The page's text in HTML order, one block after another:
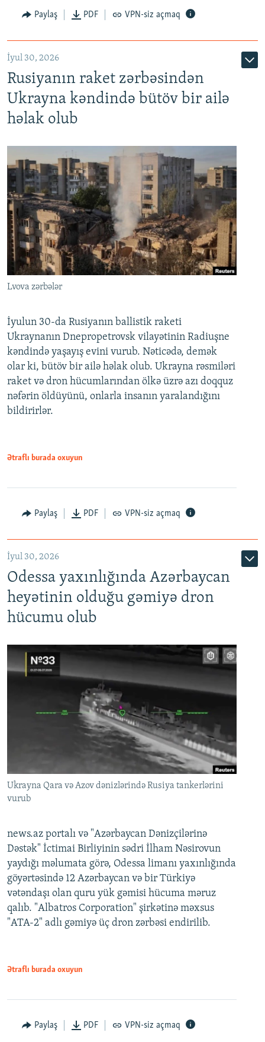
Paylaş PDF VPN-siz açmaq
İyul 30, 2026
Rusiyanın raket zərbəsindən
Ukrayna kəndində bütöv bir ailə
həlak olub
Lvova zərbələr
İyulun 30-da Rusiyanın ballistik raketi
Ukraynanın Dnepropetrovsk vilayətinin Radiuşne
kəndində yaşayış evini vurub. Nəticədə, demək
olar ki, bütöv bir ailə həlak olub. Ukrayna rəsmiləri
raket və dron hücumlarından ölkə üzrə azı doqquz
nəfərin öldüyünü, onlarla insanın yaralandığını
bildirirlər.
Ətraflı burada oxuyun
Paylaş PDF VPN-siz açmaq
İyul 30, 2026
Odessa yaxınlığında Azərbaycan
heyətinin olduğu gəmiyə dron
hücumu olub
Ukrayna Qara və Azov dənizlərində Rusiya tankerlərini
vurub
news.az portalı və "Azərbaycan Dənizçilərinə
Dəstək" İctimai Birliyinin sədri İlham Nəsirovun
yaydığı məlumata görə, Odessa limanı yaxınlığında
göyərtəsində 12 Azərbaycan və bir Türkiyə
vətəndaşı olan quru yük gəmisi hücuma məruz
qalıb. "Albatros Corporation" şirkətinə məxsus
"ATA-2" adlı gəmiyə üç dron zərbəsi endirilib.
Ətraflı burada oxuyun
Paylaş PDF VPN-siz açmaq